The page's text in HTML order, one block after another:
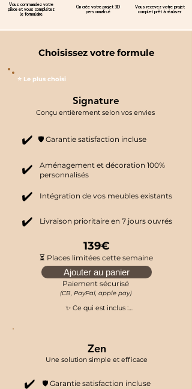
Vous commandez votre
pièce et vous complétez
le formulaire
On crée votre projet 3D
personnalisé
Vous recevez votre projet
complet prêt à réaliser
Choisissez votre formule
⭐ Le plus choisi
Signature
Conçu entièrement selon vos envies
✔️ 🛡️ Garantie satisfaction incluse
✔️
Aménagement et décoration 100%
personnalisés
✔️ Intégration de vos meubles existants
Livraison prioritaire en 7 jours ouvrés
✔️
139€
⏳ Places limitées cette semaine
Ajouter au panier
Paiement sécurisé
(CB, PayPal, apple pay)
✨ Ce qui est inclus :
inspirations (styles, couleurs, ambiances…)
•Possibilité d’intégrer votre mobilier
existant (lit, bureau, commode, etc.)
Zen
Une solution simple et efficace​
✔️ 🛡️ Garantie satisfaction incluse